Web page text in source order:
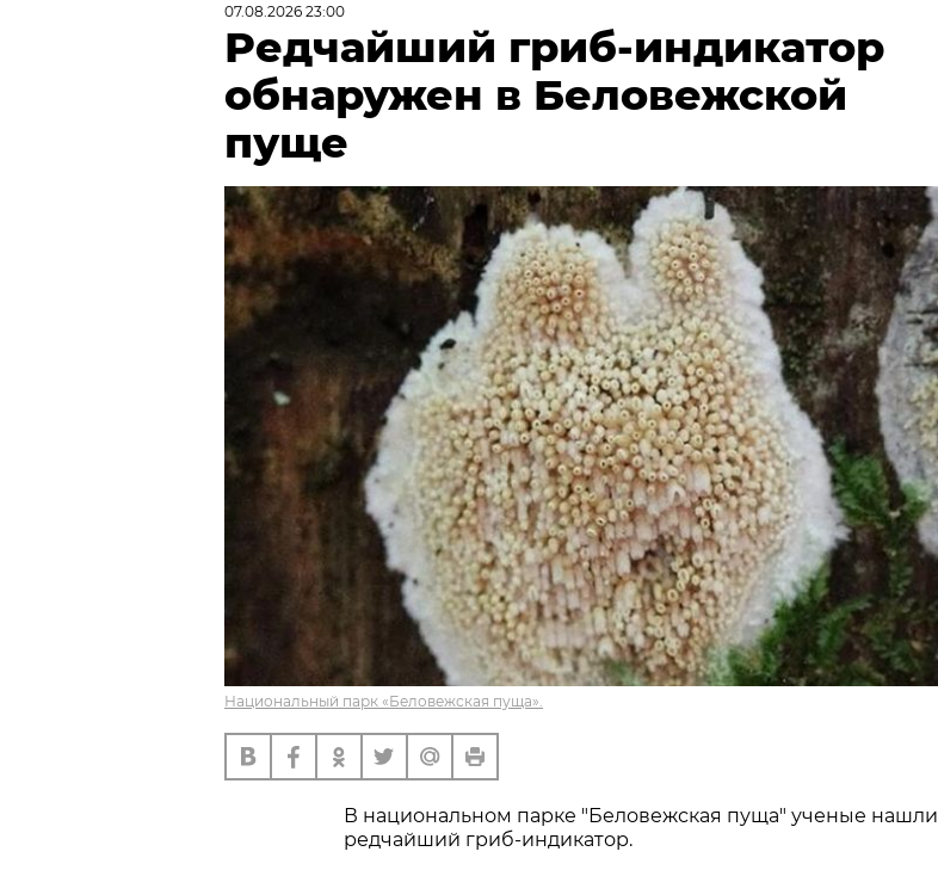
07.08.2026 23:00
Редчайший гриб-индикатор
обнаружен в Беловежской
пуще
Национальный парк «Беловежская пуща».
В национальном парке "Беловежская пуща" ученые нашли
редчайший гриб-индикатор.